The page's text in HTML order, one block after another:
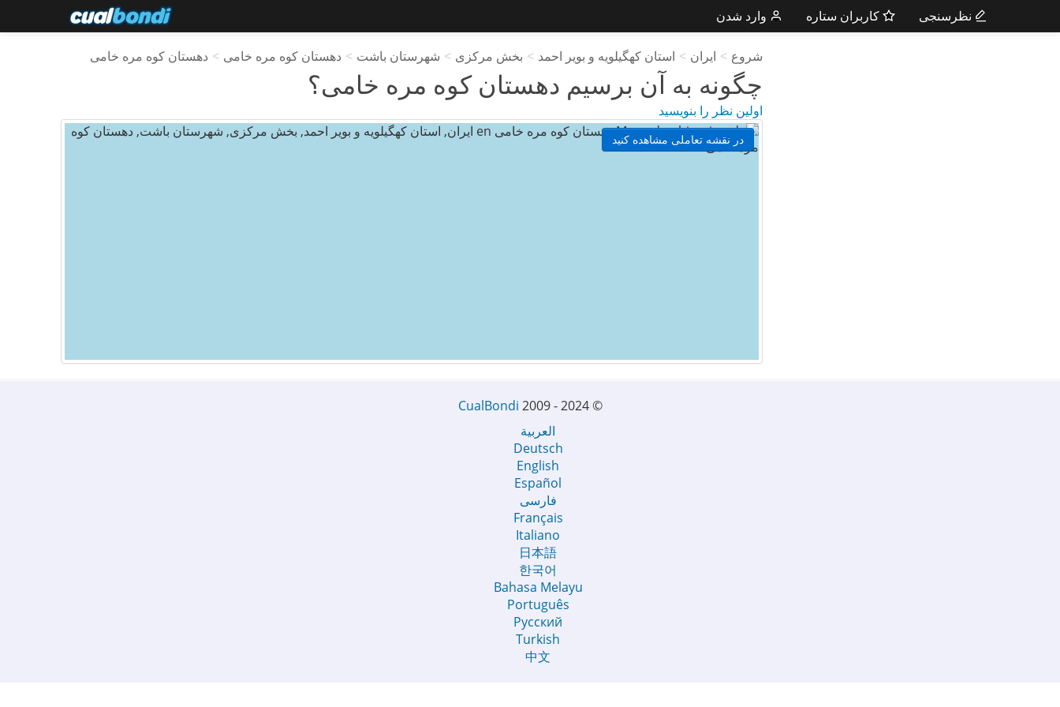
وارد شدن کاربران ستاره نظرسنجی
شروع > ایران > استان کهگیلویه و بویر احمد > بخش مرکزی > شهرستان باشت > دهستان کوه مره خامی > دهستان کوه مره خامی
چگونه به آن برسیم دهستان کوه مره خامی؟
اولین نظر را بنویسید
در نقشه تعاملی مشاهده کنید
©
CualBondi 2009 - 2024
العربية
Deutsch
English
Español
فارسی
Français
Italiano
日本語
한국어
Bahasa Melayu
Português
Русский
Turkish
中文